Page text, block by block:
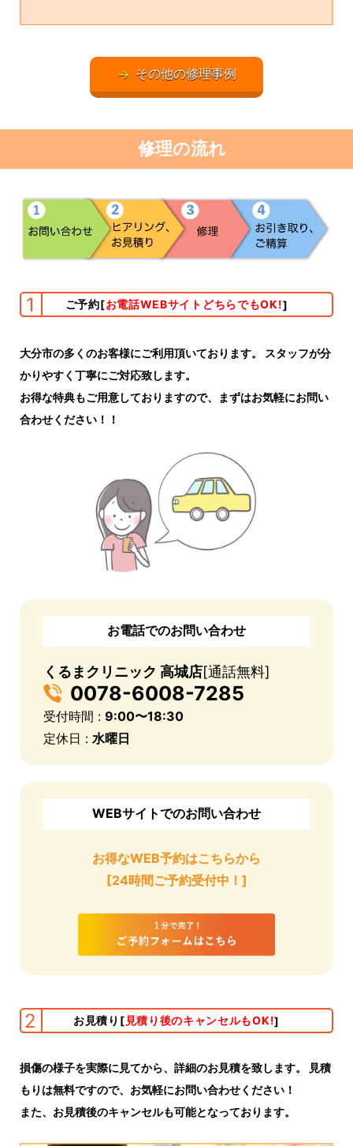
→ その他の修理事例
修理の流れ
1 ご予約[お電話WEBサイトどちらでもOK!]
大分市の多くのお客様にご利用頂いております。 スタッフが分
かりやすく丁寧にご対応致します。
お得な特典もご用意しておりますので、まずはお気軽にお問い
合わせください！！
お電話でのお問い合わせ
くるまクリニック 高城店[通話無料]
0078-6008-7285
受付時間 : 9:00〜18:30
定休日 : 水曜日
WEBサイトでのお問い合わせ
お得なWEB予約はこちらから
[24時間ご予約受付中！]
2 お見積り [ 見積り後のキャンセルもOK!]
損傷の様子を実際に見てから、詳細のお見積を致します。 見積
もりは無料ですので、お気軽にお問い合わせください！
また、お見積後のキャンセルも可能となっております。